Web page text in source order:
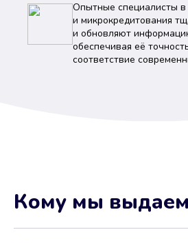
Опытные специалисты
и микрокредитования
и обновляют
обеспечивая её
соответствие
Кому мы